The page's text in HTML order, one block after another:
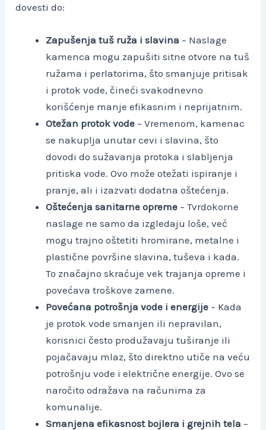
dovesti do:
Zapušenja tuš ruža i slavina – Naslage
kamenca mogu zapušiti sitne otvore na tuš
ružama i perlatorima, što smanjuje pritisak
i protok vode, čineći svakodnevno
korišćenje manje efikasnim i neprijatnim.
Otežan protok vode – Vremenom, kamenac
se nakuplja unutar cevi i slavina, što
dovodi do sužavanja protoka i slabljenja
pritiska vode. Ovo može otežati ispiranje i
pranje, ali i izazvati dodatna oštećenja.
Oštećenja sanitarne opreme – Tvrdokorne
naslage ne samo da izgledaju loše, već
mogu trajno oštetiti hromirane, metalne i
plastične površine slavina, tuševa i kada.
To značajno skraćuje vek trajanja opreme i
povećava troškove zamene.
Povećana potrošnja vode i energije – Kada
je protok vode smanjen ili nepravilan,
korisnici često produžavaju tuširanje ili
pojačavaju mlaz, što direktno utiče na veću
potrošnju vode i električne energije. Ovo se
naročito odražava na računima za
komunalije.
Smanjena efikasnost bojlera i grejnih tela –